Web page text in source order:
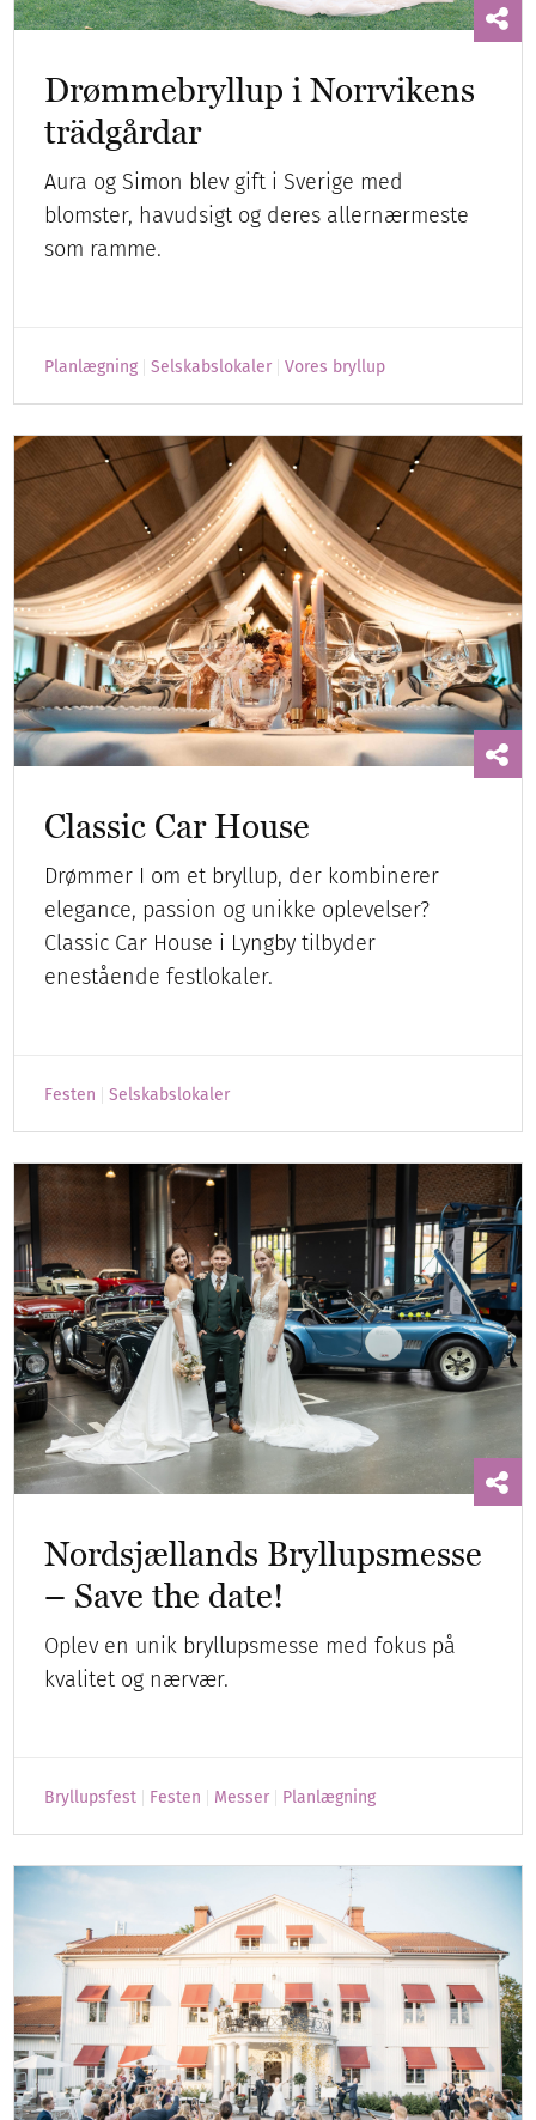
Drømmebryllup i Norrvikens
trädgårdar
Aura og Simon blev gift i Sverige med
blomster, havudsigt og deres allernærmeste
som ramme.
Planlægning Selskabslokaler Vores bryllup
Classic Car House
Drømmer I om et bryllup, der kombinerer
elegance, passion og unikke oplevelser?
Classic Car House i Lyngby tilbyder
enestående festlokaler.
Festen Selskabslokaler
Nordsjællands Bryllupsmesse
– Save the date!
Oplev en unik bryllupsmesse med fokus på
kvalitet og nærvær.
Bryllupsfest Festen Messer Planlægning